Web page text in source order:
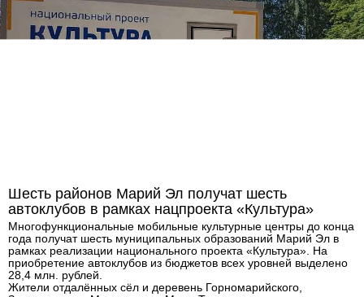
Шесть районов Марий Эл получат шесть
автоклубов в рамках нацпроекта «Культура»
Многофункциональные мобильные культурные центры до конца
года получат шесть муниципальных образований Марий Эл в
рамках реализации национального проекта «Культура». На
приобретение автоклубов из бюджетов всех уровней выделено
28,4 млн. рублей.
Жители отдалённых сёл и деревень Горномарийского,